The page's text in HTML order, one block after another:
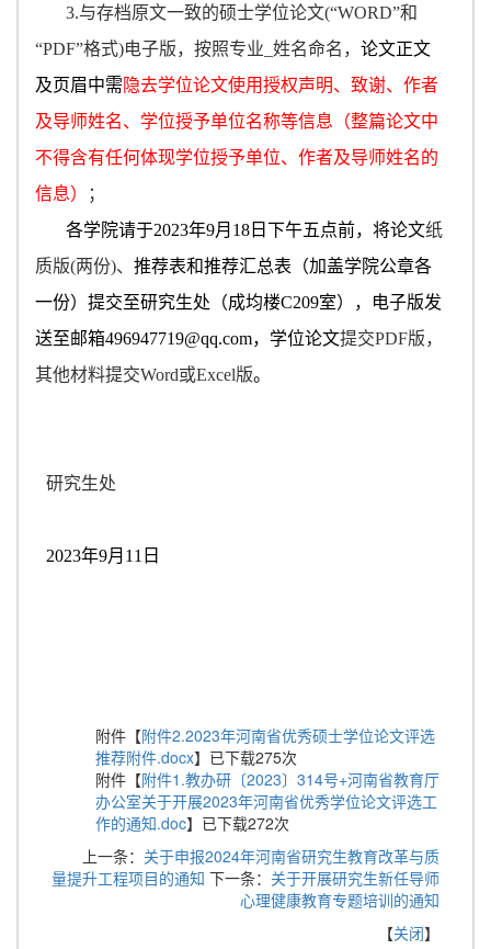
3.与存档原文一致的硕士学位论文(“WORD”和
“PDF”格式)电子版，按照专业 _姓名命名， 论文正文
及页眉中需 隐去学位论文使用授权声明、致谢、作者
及导师姓名、学位授予单位名称等信息（整篇论文中
不得含有任何体现学位授予单位、作者及导师姓名的
信息）
；
各学院请于2023年9月 18 日下午五 点前，将论文纸
质版(两份)、 推荐表和推荐汇总表（加盖学院公章各
一份） 提交至研究生处 （成均楼C209室），电子版发
送至邮箱496947719@qq.com，学位论文提交PDF版，
其他材料提交Word或Excel版。
研究生处
2023年9月 1 1 日
附件【附件2.2023年河南省优秀硕士学位论文评选
推荐附件.docx】已下载275次
附件【附件1.教办研〔2023〕314号+河南省教育厅
办公室关于开展2023年河南省优秀学位论文评选工
作的通知.doc】已下载272次
上一条： 关于申报2024年河南省研究生教育改革与质
量提升工程项目的通知 下一条： 关于开展研究生新任导师
心理健康教育专题培训的通知
【关闭】